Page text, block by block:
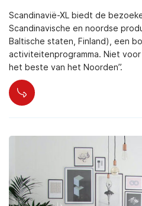
Scandinavië-XL biedt de
Scandinavische en noordse
Baltische staten, Finland), een
activiteitenprogramma. Niet
het beste van het Noorden”.